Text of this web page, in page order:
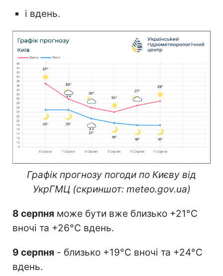
і вдень.
Графік прогнозу погоди по Києву від
УкрГМЦ (скриншот: meteo.gov.ua)
8 серпня може бути вже близько +21°С
вночі та +26°С вдень.
9 серпня - близько +19°С вночі та +24°С
вдень.